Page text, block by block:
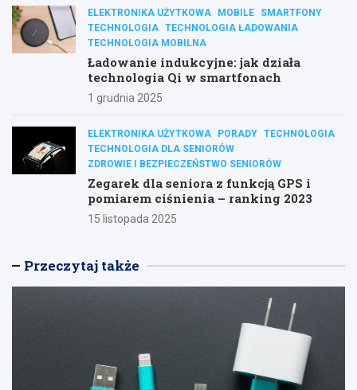
ELEKTRONIKA UŻYTKOWA MOBILE
SMARTFONY
TECHNOLOGIA TECHNOLOGIA ŁADOWANIA
TECHNOLOGIA MOBILNA
Ładowanie indukcyjne: jak działa
technologia Qi w smartfonach
1 grudnia 2025
ELEKTRONIKA UŻYTKOWA PORADY TECHNOLOGIA
TECHNOLOGIA DLA SENIORÓW
ZDROWIE I BEZPIECZEŃSTWO SENIORÓW
Zegarek dla seniora z funkcją GPS i
pomiarem ciśnienia – ranking 2023
15 listopada 2025
Przeczytaj także